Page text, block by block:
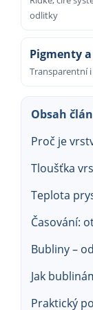
odlitky
Pigmenty
Transparentní
Obsah
Proč je
Tloušťka
Teplota
Časování:
Bubliny –
Jak
Praktický